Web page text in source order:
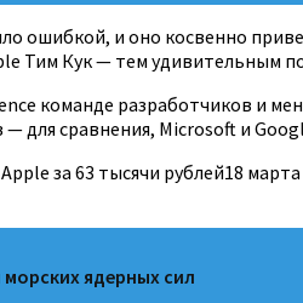
ошибкой, и оно косвенно
Тим Кук — тем удивительным
команде разработчиков и
для сравнения, Microsoft и
за 63 тысячи рублей18 марта
ядерных сил